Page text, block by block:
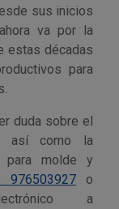
sus inicios
va por la
estas décadas
para
duda sobre el
así como la
para molde y
976503927 o
a